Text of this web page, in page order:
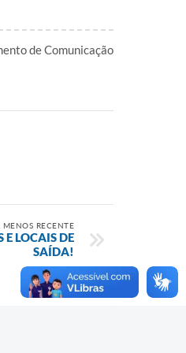
de Comunicação
RECENTE
LOCAIS DE
SAÍDA!